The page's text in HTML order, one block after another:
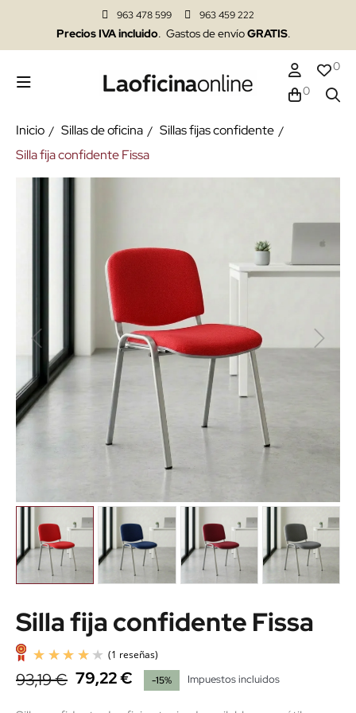
963 478 599 963 459 222
Precios IVA incluido. Gastos de envíoGRATIS.
0
0
Inicio Sillas de oficina
Sillas fijas confidente
Silla fija confidente Fissa
Silla fija confidente Fissa
93,19 € 79,22 € -15% Impuestos incluidos